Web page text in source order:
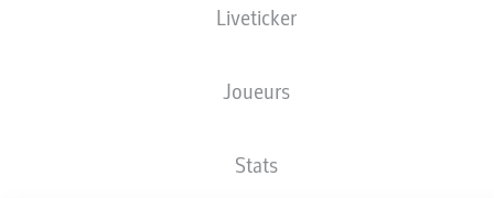
Liveticker
Joueurs
Stats